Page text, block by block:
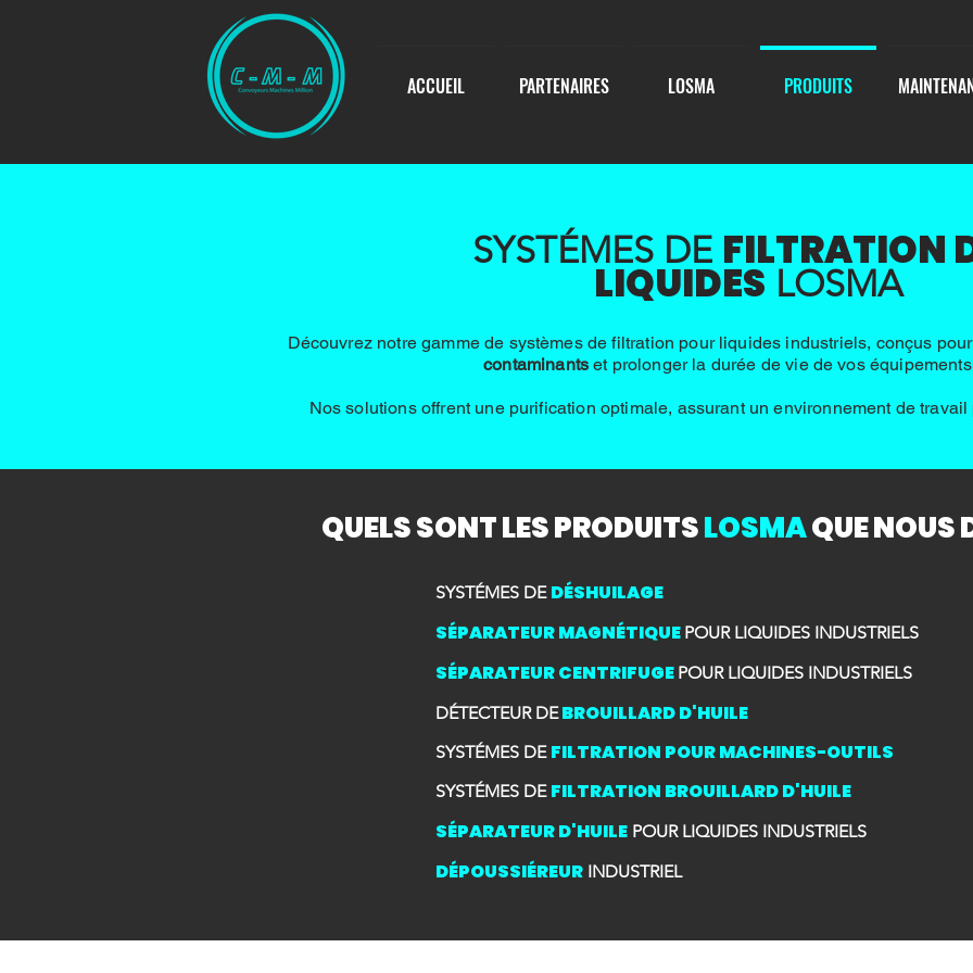
ACCUEIL PARTENAIRES LOSMA PRODUITS
SYSTÉMES DE FILTRATION
LIQUIDES LOSMA
Découvrez notre gamme de systèmes de filtration pour liquides industriels, conçus
contaminantset prolonger la durée de vie de vos
Nos solutions offrent une purification optimale, assurant un environnement de travail
QUELS SONT LES PRODUITSLOSMAQUE NOUS
SYSTÉMES DE DÉSHUILAGE
SÉPARATEUR MAGNÉTIQUE POUR LIQUIDES INDUSTRIELS
SÉPARATEUR CENTRIFUGE POUR LIQUIDES INDUSTRIELS
DÉTECTEUR DE BROUILLARD D'HUILE
SYSTÉMES DE FILTRATION POUR MACHINES-OUTILS
SYSTÉMES DE FILTRATION BROUILLARD D'HUILE
SÉPARATEUR D'HUILE POUR LIQUIDES INDUSTRIELS
DÉPOUSSIÉREUR INDUSTRIEL